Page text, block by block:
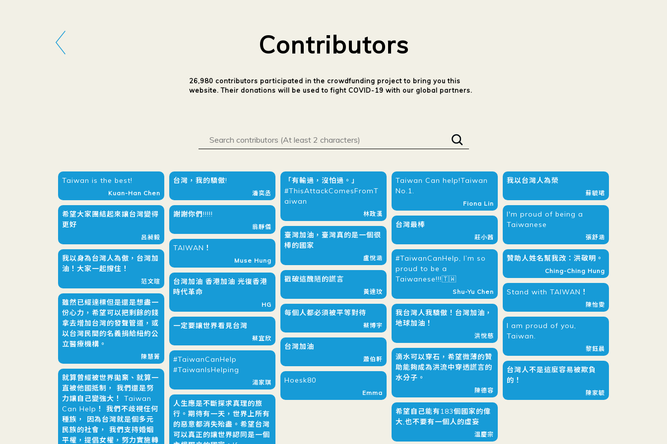
Contributors
26,980 contributors participated in the crowdfunding project to bring you this
website. Their donations will be used to fight COVID-19 with our global partners.
Taiwan is the best!
Kuan-Han Chen
台灣，我的驕傲!
潘奕丞
「有輸過，沒怕過。」
#ThisAttackComesFromT
aiwan
林政漢
Taiwan Can help!Taiwan
No.1.
Fiona Lin
我以台灣人為榮
蘇毓珺
希望大家團結起來讓台灣變得
更好
呂昶毅
謝謝你們!!!!!
翁靜儀
I'm proud of being a
Taiwanese
張舒涵
台灣最棒
莊小茜
臺灣加油，臺灣真的是一個很
棒的國家
盧悅涵
TAIWAN！
Muse Hung
我以身為台灣人為傲，台灣加
油！大家一起撐住！
范文瑄
#TaiwanCanHelp, I’m so
proud to be a
Taiwanese!!!🇹🇼
Shu-Yu Chen
贊助人姓名幫我改：洪敬明。
Ching-Ching Hung
戳破這醜陋的謊言
黃達玟
台灣加油 香港加油 光復香港
時代革命
HG
Stand with TAIWAN！
陳怡雯
雖然已經達標但是還是想盡一
份心力，希望可以把剩餘的錢
拿去增加台灣的發聲管道，或
以台灣民間的名義捐給紐約公
立醫療機構。
陳慧菁
每個人都必須被平等對待
蔡博宇
我台灣人我驕傲！台灣加油，
地球加油！
洪悅慈
一定要讓世界看見台灣
蔡宜欣
I am proud of you,
Taiwan.
黎鈺晨
台灣加油
蕭伯軒
滴水可以穿石，希望微薄的贊
助能夠成為洪流中穿透謊言的
水分子。
陳德容
#TaiwanCanHelp
#TaiwanIsHelping
湯家琪
台灣人不是這麼容易被欺負
的！
陳家毓
就算曾經被世界拋棄、就算一
直被他國抵制， 我們還是努
力讓自己變強大！ Taiwan
Can Help！ 我們不歧視任何
種族， 因為台灣就是個多元
民族的社會， 我們支持婚姻
平權，提倡女權，努力實施轉
Hoesk80
Emma
人生應是不斷探求真理的旅
行。期待有一天，世界上所有
的惡意都消失殆盡。希望台灣
可以真正的讓世界認同是一個
希望自己能有183個國家的偉
大,也不要有一個人的虛妄
温慶宗